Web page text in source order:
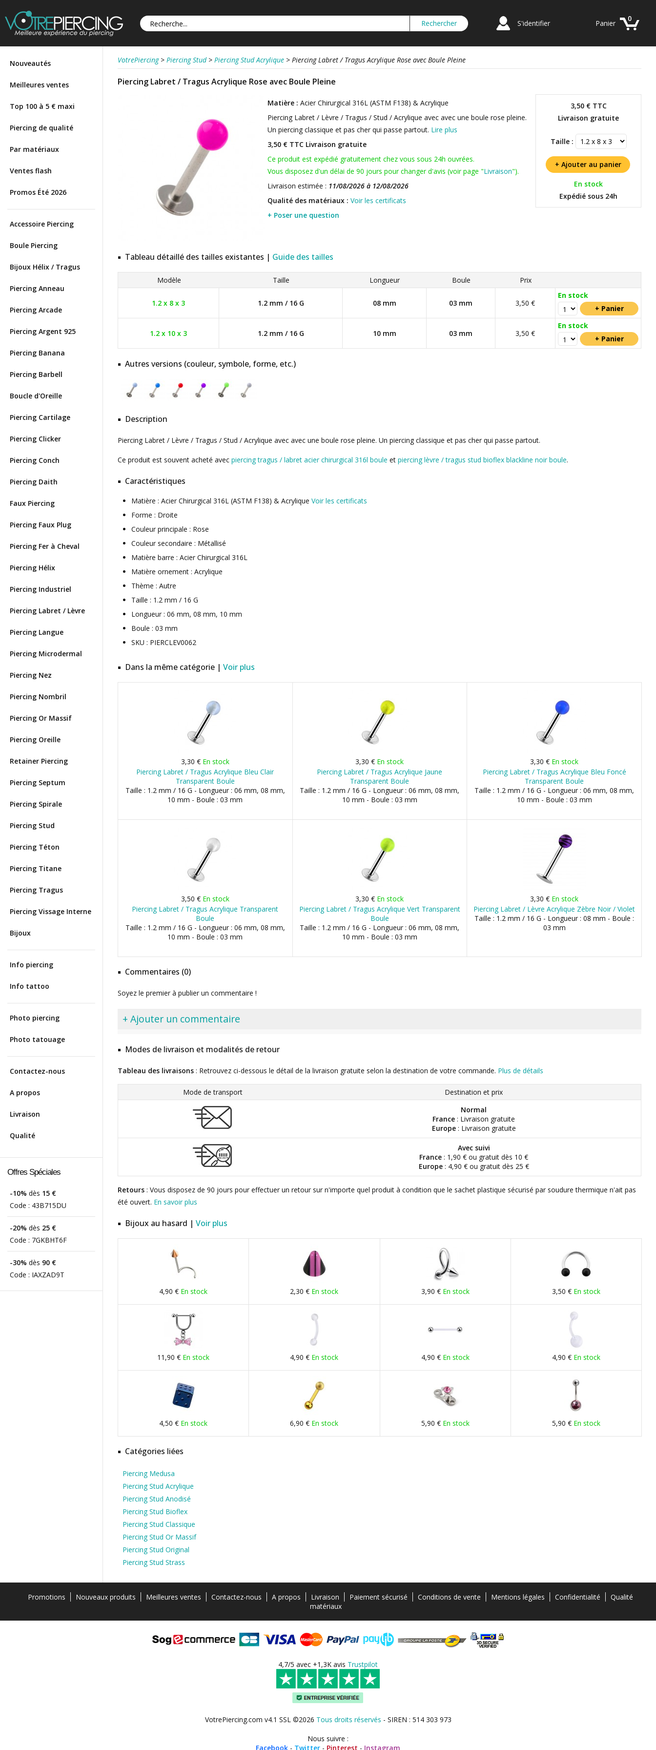
S'identifier
0
Panier
Nouveautés
Meilleures ventes
Top 100 à 5 € maxi
Piercing de qualité
Par matériaux
Ventes flash
Promos Été 2026
Accessoire Piercing
Boule Piercing
Bijoux Hélix / Tragus
Piercing Anneau
Piercing Arcade
Piercing Argent 925
Piercing Banana
Piercing Barbell
Boucle d'Oreille
Piercing Cartilage
Piercing Clicker
Piercing Conch
Piercing Daith
Faux Piercing
Piercing Faux Plug
Piercing Fer à Cheval
Piercing Hélix
Piercing Industriel
Piercing Labret / Lèvre
Piercing Langue
Piercing Microdermal
Piercing Nez
Piercing Nombril
Piercing Or Massif
Piercing Oreille
Retainer Piercing
Piercing Septum
Piercing Spirale
Piercing Stud
Piercing Téton
Piercing Titane
Piercing Tragus
Piercing Vissage Interne
Bijoux
Info piercing
Info tattoo
Photo piercing
Photo tatouage
Contactez-nous
A propos
Livraison
Qualité
Offres Spéciales
-10% dès 15 €
Code : 43B715DU
-20% dès 25 €
Code : 7GKBHT6F
-30% dès 90 €
Code : IAXZAD9T
VotrePiercing > Piercing Stud > Piercing Stud Acrylique > Piercing Labret / Tragus Acrylique Rose avec Boule Pleine
Piercing Labret / Tragus Acrylique Rose avec Boule Pleine
3,50 €TTC
Livraison gratuite
Taille :
En stock
Expédié sous 24h
Matière : Acier Chirurgical 316L (ASTM F138) & Acrylique
Piercing Labret / Lèvre / Tragus / Stud / Acrylique avec avec une boule rose pleine.
Un piercing classique et pas cher qui passe partout. Lire plus
3,50 € TTC Livraison gratuite
Ce produit est expédié gratuitement chez vous sous 24h ouvrées.
Vous disposez d'un délai de 90 jours pour changer d'avis (voir page "Livraison").
Livraison estimée : 11/08/2026 à 12/08/2026
Qualité des matériaux : Voir les certificats
+ Poser une question
Tableau détaillé des tailles existantes | Guide des tailles
Modèle Taille Longueur Boule Prix
1.2 x 8 x 3 1.2 mm / 16 G 08 mm 03 mm 3,50 €
En stock
1.2 x 10 x 3 1.2 mm / 16 G 10 mm 03 mm 3,50 €
En stock
Autres versions (couleur, symbole, forme, etc.)
Description
Piercing Labret / Lèvre / Tragus / Stud / Acrylique avec avec une boule rose pleine. Un piercing classique et pas cher qui passe partout.
Ce produit est souvent acheté avec piercing tragus / labret acier chirurgical 316l boule et piercing lèvre / tragus stud bioflex blackline noir boule.
Caractéristiques
Matière : Acier Chirurgical 316L (ASTM F138) & Acrylique Voir les certificats
Forme : Droite
Couleur principale : Rose
Couleur secondaire : Métallisé
Matière barre : Acier Chirurgical 316L
Matière ornement : Acrylique
Thème : Autre
Taille : 1.2 mm / 16 G
Longueur : 06 mm, 08 mm, 10 mm
Boule : 03 mm
SKU : PIERCLEV0062
Dans la même catégorie | Voir plus
3,30 € En stock
Piercing Labret / Tragus Acrylique Bleu Clair
Transparent Boule
Taille : 1.2 mm / 16 G - Longueur : 06 mm, 08 mm,
10 mm - Boule : 03 mm
3,30 € En stock
Piercing Labret / Tragus Acrylique Jaune
Transparent Boule
Taille : 1.2 mm / 16 G - Longueur : 06 mm, 08 mm,
10 mm - Boule : 03 mm
3,30 € En stock
Piercing Labret / Tragus Acrylique Bleu Foncé
Transparent Boule
Taille : 1.2 mm / 16 G - Longueur : 06 mm, 08 mm,
10 mm - Boule : 03 mm
3,50 € En stock
Piercing Labret / Tragus Acrylique Transparent
Boule
Taille : 1.2 mm / 16 G - Longueur : 06 mm, 08 mm,
10 mm - Boule : 03 mm
3,30 € En stock
Piercing Labret / Tragus Acrylique Vert Transparent
Boule
Taille : 1.2 mm / 16 G - Longueur : 06 mm, 08 mm,
10 mm - Boule : 03 mm
3,30 € En stock
Piercing Labret / Lèvre Acrylique Zèbre Noir / Violet
Taille : 1.2 mm / 16 G - Longueur : 08 mm - Boule :
03 mm
Commentaires (0)
Soyez le premier à publier un commentaire !
+ Ajouter un commentaire
Modes de livraison et modalités de retour
Tableau des livraisons : Retrouvez ci-dessous le détail de la livraison gratuite selon la destination de votre commande. Plus de détails
Mode de transport
Destination et prix
Normal
France : Livraison gratuite
Europe: Livraison gratuite
Avec suivi
France : 1,90 € ou gratuit dès 10 €
Europe: 4,90 € ou gratuit dès 25 €
Retours : Vous disposez de 90 jours pour effectuer un retour sur n'importe quel produit à condition que le sachet plastique sécurisé par soudure thermique n'ait pas
été ouvert. En savoir plus
Bijoux au hasard | Voir plus
4,90 € En stock 2,30 € En stock 3,90 € En stock 3,50 € En stock
11,90 € En stock 4,90 € En stock 4,90 € En stock 4,90 € En stock
4,50 € En stock 6,90 € En stock 5,90 € En stock 5,90 € En stock
Catégories liées
Piercing Medusa
Piercing Stud Acrylique
Piercing Stud Anodisé
Piercing Stud Bioflex
Piercing Stud Classique
Piercing Stud Or Massif
Piercing Stud Original
Piercing Stud Strass
Promotions Nouveaux produits Meilleures ventes Contactez-nous A propos Livraison Paiement sécurisé Conditions de vente Mentions légales Confidentialité
Qualité
matériaux
4,7/5 avec +1,3K avis Trustpilot
VotrePiercing.com v4.1 SSL ©2026 Tous droits réservés - SIREN : 514 303 973
Nous suivre :
Facebook - Twitter - Pinterest - Instagram